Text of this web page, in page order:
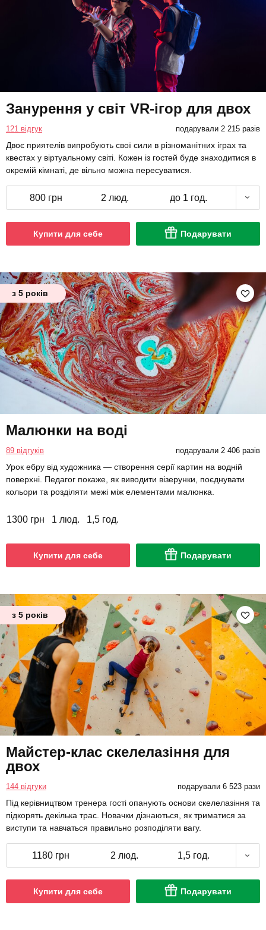
Занурення у світ VR-ігор для двох
121 відгук подарували 2 215 разів
Двоє приятелів випробують свої сили в різноманітних іграх та
квестах у віртуальному світі. Кожен із гостей буде знаходитися в
окремій кімнаті, де вільно можна пересуватися.
800 грн 2 люд. до 1 год.
Купити для себе Подарувати
з 5 років
Малюнки на воді
89 відгуків подарували 2 406 разів
Урок ебру від художника — створення серії картин на водній
поверхні. Педагог покаже, як виводити візерунки, поєднувати
кольори та розділяти межі між елементами малюнка.
1300 грн 1 люд. 1,5 год.
Купити для себе Подарувати
з 5 років
Майстер-клас скелелазіння для
двох
144 відгуки подарували 6 523 рази
Під керівництвом тренера гості опанують основи скелелазіння та
підкорять декілька трас. Новачки дізнаються, як триматися за
виступи та навчаться правильно розподіляти вагу.
1180 грн 2 люд. 1,5 год.
Купити для себе Подарувати